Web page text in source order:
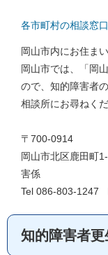
各市町村の相談窓
岡山市内にお住ま
岡山市では、「岡
ので、知的障害者
相談所にお尋ねくだ
〒700-0914
岡山市北区鹿田
害係
Tel 086-803-1247
知的障害者